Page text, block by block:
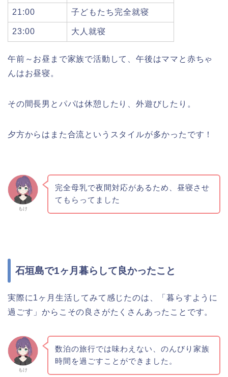
21:00 子どもたち完全就寝
23:00 大人就寝
午前～お昼まで家族で活動して、午後はママと赤ちゃ
んはお昼寝。
その間長男とパパは休憩したり、外遊びしたり。
夕方からはまた合流というスタイルが多かったです！
もけ
完全母乳で夜間対応があるため、昼寝させ
てもらってました
石垣島で1ヶ月暮らして良かったこと
実際に1ヶ月生活してみて感じたのは、「暮らすように
過ごす」からこその良さがたくさんあったことです。
もけ
数泊の旅行では味わえない、のんびり家族
時間を過ごすことができました。